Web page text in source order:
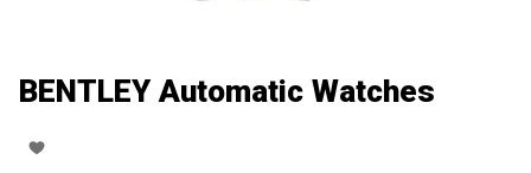
BENTLEY Automatic Watches